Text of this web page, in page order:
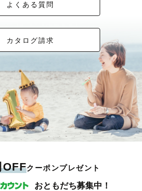
よくある質問
カタログ請求
クーポンプレゼント
おともだち募集中！